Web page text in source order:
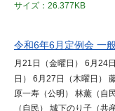
サイズ：26.377KB
令和6年6月定例会 一
月21日（金曜日） 6月24
日） 6月27日（木曜日）
原一寿（公明） 林薫（自
（自民） 城下のり子（